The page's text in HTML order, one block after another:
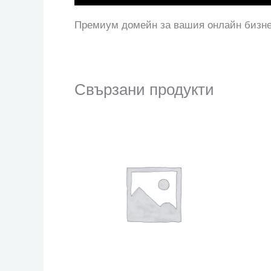
Премиум домейн за вашия онлайн
Свързани продукти